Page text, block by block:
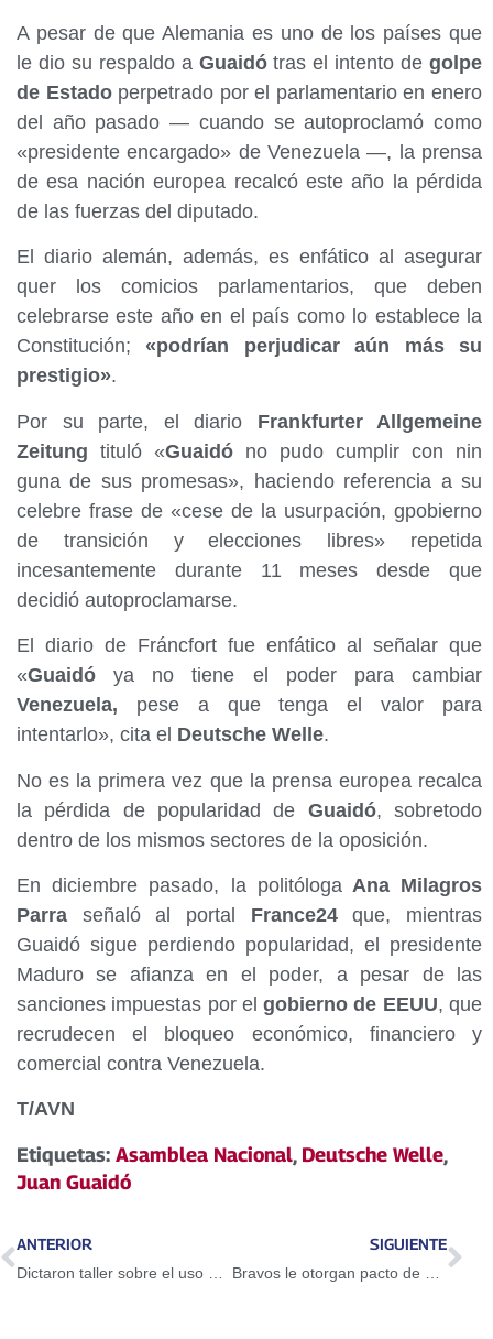
A pesar de que Alemania es uno de los países que
le dio su respaldo a Guaidótras el intento de golpe
de Estadoperpetrado por el parlamentario en enero
del año pasado — cuando se autoproclamó como
«presidente encargado» de Venezuela —, la prensa
de esa nación europea recalcó este año la pérdida
de las fuerzas del diputado.
El diario alemán, además, es enfático al asegurar
quer los comicios parlamentarios, que deben
celebrarse este año en el país como lo establece la
Constitución; «podrían perjudicar aún más su
prestigio».
Por su parte, el diario Frankfurter Allgemeine
Zeitung tituló «Guaidó no pudo cumplir con nin
guna de sus promesas», haciendo referencia a su
celebre frase de «cese de la usurpación, gpobierno
de transición y elecciones libres» repetida
incesantemente durante 11 meses desde que
decidió autoproclamarse.
El diario de Fráncfort fue enfático al señalar que
«Guaidó ya no tiene el poder para cambiar
Venezuela, pese a que tenga el valor para
intentarlo», cita el Deutsche Welle.
No es la primera vez que la prensa europea recalca
la pérdida de popularidad de Guaidó, sobretodo
dentro de los mismos sectores de la oposición.
En diciembre pasado, la politólogaAna Milagros
Parra señaló al portal France24que, mientras
Guaidó sigue perdiendo popularidad, el presidente
Maduro se afianza en el poder, a pesar de las
sanciones impuestas por elgobierno de EEUU, que
recrudecen el bloqueo económico, financiero y
comercial contra Venezuela.
T/AVN
Etiquetas: Asamblea Nacional, Deutsche Welle,
Juan Guaidó
ANTERIOR SIGUIENTE